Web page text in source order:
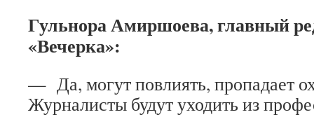
Гульнора Амиршоева, главный
«Вечерка»:
— Да, могут повлиять, пропадает
Журналисты будут уходить из